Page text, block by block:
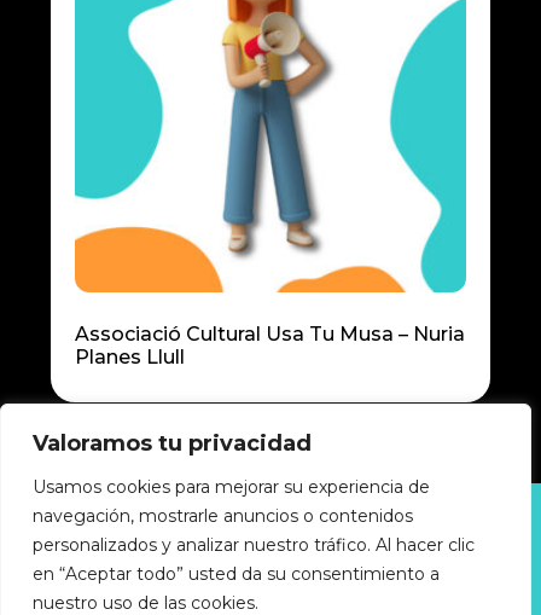
Valoramos tu privacidad
Usamos cookies para mejorar su experiencia de
navegación, mostrarle anuncios o contenidos
personalizados y analizar nuestro tráfico. Al hacer clic
en “Aceptar todo” usted da su consentimiento a
nuestro uso de las cookies.
Associació Cultural Usa Tu Musa – Nuria
Planes Llull
Política de privacidad
Política de cookies
Accesibilidad
Aviso legal